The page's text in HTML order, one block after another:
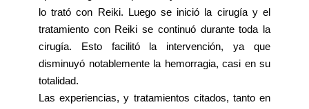
lo trató con Reiki. Luego se inició la cirugía y el
tratamiento con Reiki se continuó durante toda la
cirugía. Esto facilitó la intervención, ya que
disminuyó notablemente la hemorragia, casi en su
totalidad.
Las experiencias, y tratamientos citados, tanto en